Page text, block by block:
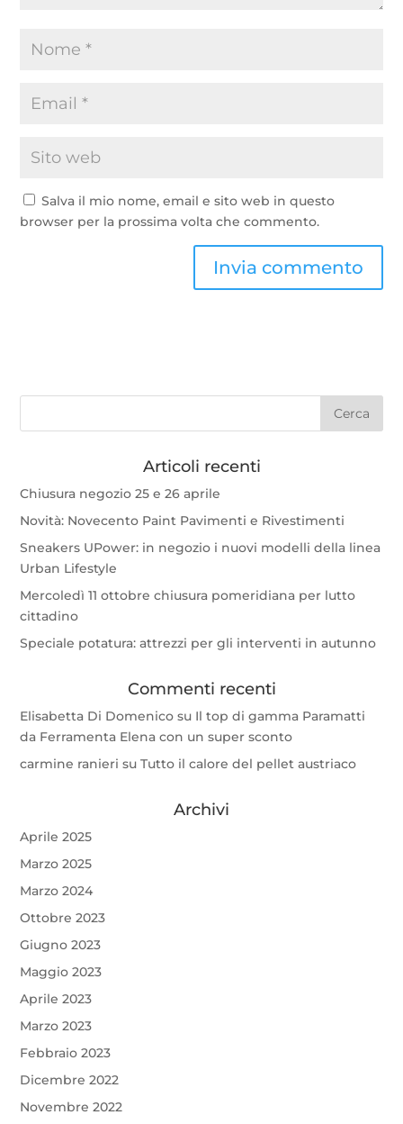
Salva il mio nome, email e sito web in questo
browser per la prossima volta che commento.
Articoli recenti
Chiusura negozio 25 e 26 aprile
Novità: Novecento Paint Pavimenti e Rivestimenti
Sneakers UPower: in negozio i nuovi modelli della linea
Urban Lifestyle
Mercoledì 11 ottobre chiusura pomeridiana per lutto
cittadino
Speciale potatura: attrezzi per gli interventi in autunno
Commenti recenti
Elisabetta Di Domenico su Il top di gamma Paramatti
da Ferramenta Elena con un super sconto
carmine ranieri suTutto il calore del pellet austriaco
Archivi
Aprile 2025
Marzo 2025
Marzo 2024
Ottobre 2023
Giugno 2023
Maggio 2023
Aprile 2023
Marzo 2023
Febbraio 2023
Dicembre 2022
Novembre 2022